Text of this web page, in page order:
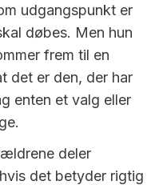
udgangspunkt er
døbes. Men hun
frem til en
det er den, der har
enten et valg eller
deler
det betyder rigtig